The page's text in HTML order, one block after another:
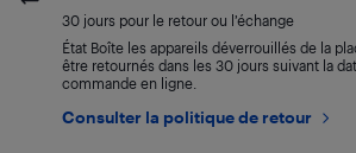
30 jours pour le retour ou l’échange
État Boîte les appareils déverrouillés de la
être retournés dans les 30 jours suivant la
commande en ligne.
Consulter la politique de retour